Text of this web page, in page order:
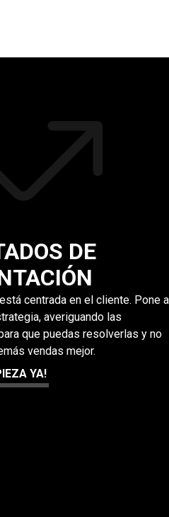
DE
centrada en el cliente. Pone a
averiguando las
que puedas resolverlas y no
vendas mejor.
YA!